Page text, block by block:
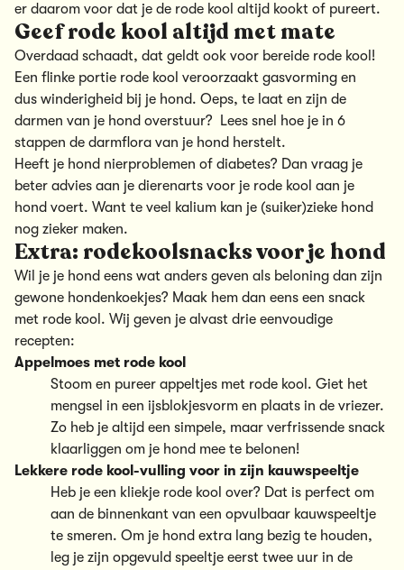
er daarom voor dat je de rode kool altijd kookt of pureert.
Geef rode kool altijd met mate
Overdaad schaadt, dat geldt ook voor bereide rode kool!
Een flinke portie rode kool veroorzaakt gasvorming en
dus winderigheid bij je hond. Oeps, te laat en zijn de
darmen van je hond overstuur? Lees snel hoe je in 6
stappen de darmflora van je hond herstelt.
Heeft je hond nierproblemen of diabetes? Dan vraag je
beter advies aan je dierenarts voor je rode kool aan je
hond voert. Want te veel kalium kan je (suiker)zieke hond
nog zieker maken.
Extra: rodekoolsnacks voor je hond
Wil je je hond eens wat anders geven als beloning dan zijn
gewone hondenkoekjes? Maak hem dan eens een snack
met rode kool. Wij geven je alvast drie eenvoudige
recepten:
Appelmoes met rode kool
Stoom en pureer appeltjes met rode kool. Giet het
mengsel in een ijsblokjesvorm en plaats in de vriezer.
Zo heb je altijd een simpele, maar verfrissende snack
klaarliggen om je hond mee te belonen!
Lekkere rode kool-vulling voor in zijn kauwspeeltje
Heb je een kliekje rode kool over? Dat is perfect om
aan de binnenkant van een opvulbaar kauwspeeltje
te smeren. Om je hond extra lang bezig te houden,
leg je zijn opgevuld speeltje eerst twee uur in de